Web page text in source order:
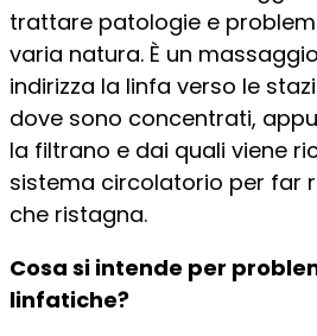
trattare patologie e
varia natura. È un
indirizza la linfa verso le
dove sono concentrati,
la filtrano e dai quali viene
sistema circolatorio per far
che ristagna.
Cosa si intende per
linfatiche?